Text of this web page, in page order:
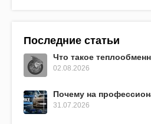
Последние статьи
Что такое
02.08.2026
Почему на
31.07.2026